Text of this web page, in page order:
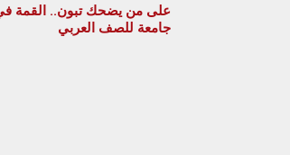
على من يضحك تبون.. القمة
جامعة للصف العربي